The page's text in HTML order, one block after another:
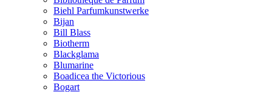
Biehl Parfumkunstwerke
Bijan
Bill Blass
Biotherm
Blackglama
Blumarine
Boadicea the Victorious
Bogart